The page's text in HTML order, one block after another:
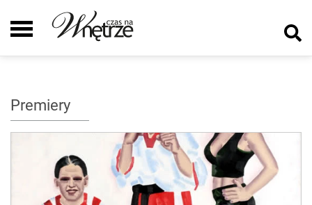
Premiery